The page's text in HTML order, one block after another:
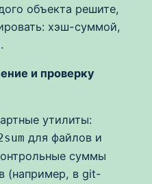
объекта решите,
хэш-суммой,
и проверку
утилиты:
для файлов и
суммы
(например, в git-